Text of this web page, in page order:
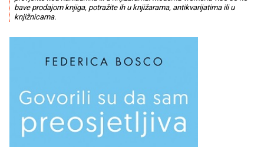
bave prodajom knjiga, potražite ih u knjižarama, antikvarijatima ili u
knjižnicama.